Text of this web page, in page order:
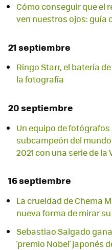
Cómo conseguir que el
ven nuestros ojos: guía
21 septiembre
Ringo Starr, el batería
la fotografía
20 septiembre
Un equipo de
subcampeón del
2021 con una serie de la
16 septiembre
La crueldad de Chema
nueva forma de mirar
Sebastiao Salgado
'premio Nobel' japonés